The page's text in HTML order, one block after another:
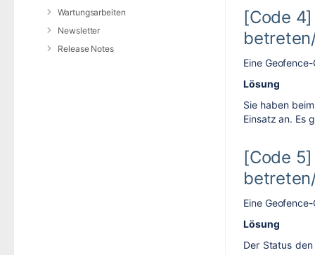
Wartungsarbeiten
Newsletter
Release Notes
[Code
Eine
Lösung
Sie haben
Einsatz an. Es
[Code
Eine
Lösung
Der Status